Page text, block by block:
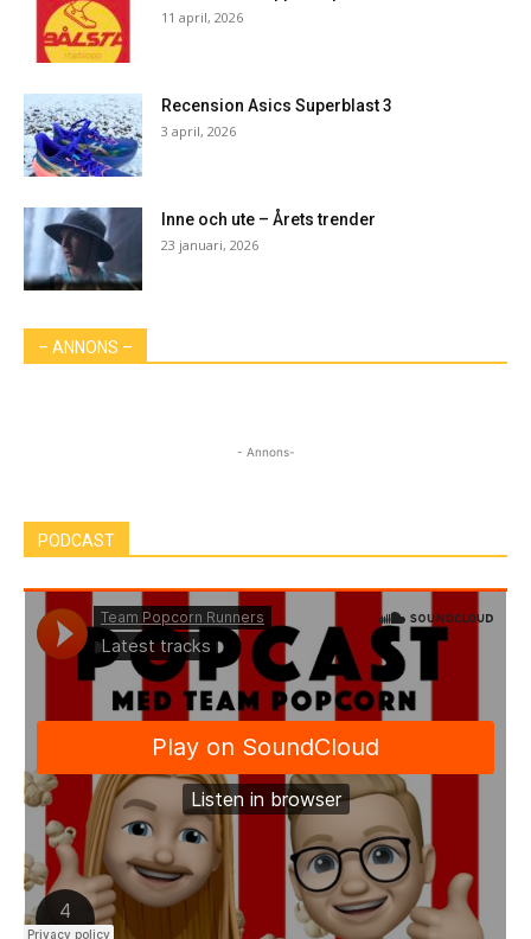
11 april, 2026
Recension Asics Superblast 3
3 april, 2026
Inne och ute – Årets trender
23 januari, 2026
– ANNONS –
- Annons-
PODCAST